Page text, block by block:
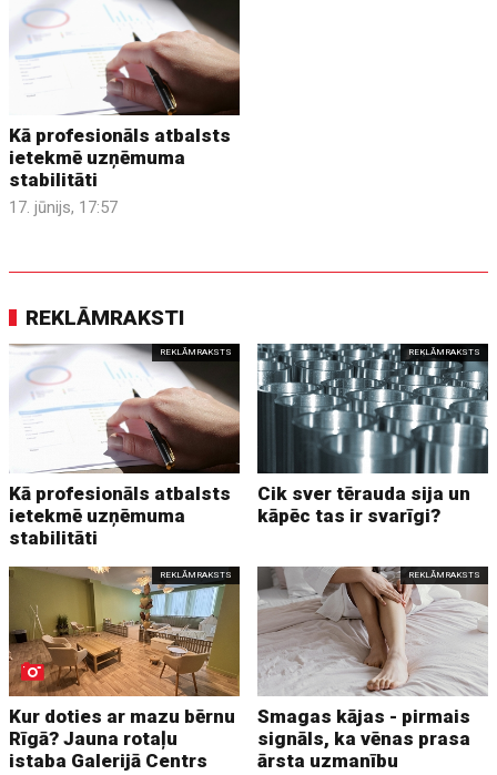
Kā profesionāls atbalsts
ietekmē uzņēmuma
stabilitāti
17. jūnijs, 17:57
REKLĀMRAKSTI
REKLĀMRAKSTS
Kā profesionāls atbalsts
ietekmē uzņēmuma
stabilitāti
REKLĀMRAKSTS
Cik sver tērauda sija un
kāpēc tas ir svarīgi?
REKLĀMRAKSTS
Kur doties ar mazu bērnu
Rīgā? Jauna rotaļu
istaba Galerijā Centrs
REKLĀMRAKSTS
Smagas kājas - pirmais
signāls, ka vēnas prasa
ārsta uzmanību